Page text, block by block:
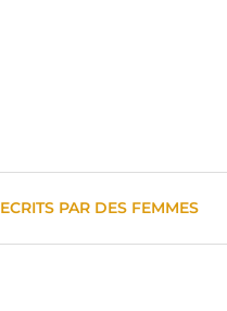
ECRITS PAR DES FEMMES